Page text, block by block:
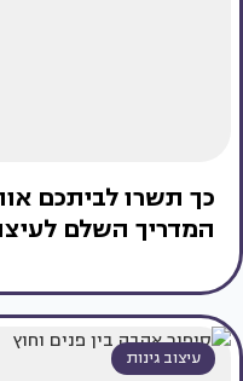
כך תשרו לביתכם
המדריך השלם
עיצוב גינות